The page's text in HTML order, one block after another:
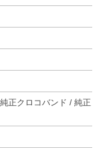
正クロコバンド / 純正